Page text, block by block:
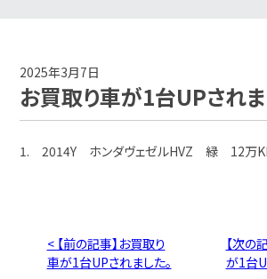
スポーツカー買取実績
2025年3月7日
お買取り車が1台UPされま
1. 2014Y ホンダヴェゼルHVZ 緑 12万
< 【前の記事】お買取り
車が1台UPされました。
【次の
が1台